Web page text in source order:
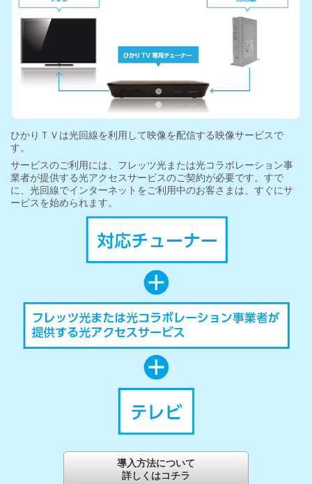
ひかりＴＶは光回線を利用して映像を配信する映像サービスで
す。
サービスのご利用には、フレッツ光または光コラボレーション事
業者が提供する光アクセスサービスのご契約が必要です。すで
に、光回線でインターネットをご利用中のお客さまは、すぐにサ
ービスを始められます。
導入方法について
詳しくはコチラ